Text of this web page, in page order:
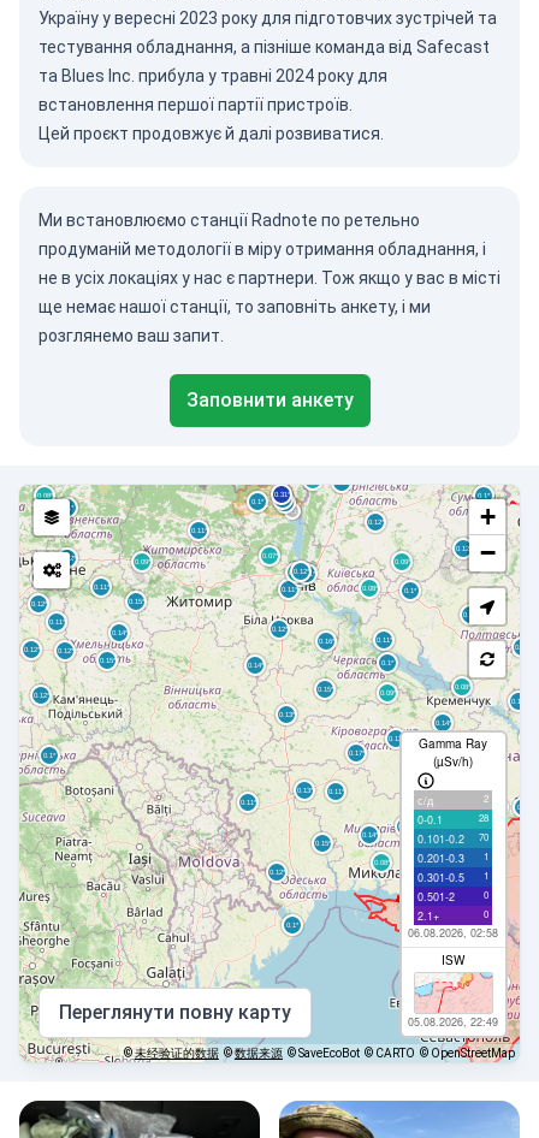
Україну у вересні 2023 року для підготовчих зустрічей та
тестування обладнання, а пізніше команда від Safecast
та Blues Inc. прибула у травні 2024 року для
встановлення першої партії пристроїв.
Цей проєкт продовжує й далі розвиватися.
Ми встановлюємо станції Radnote по ретельно
продуманій методології в міру отримання обладнання, і
не в усіх локаціях у нас є партнери. Тож якщо у вас в місті
ще немає нашої станції, то заповніть анкету, і ми
розглянемо ваш запит.
Заповнити анкету
+
−
Gamma Ray
(µSv/h)
с/д 2
0-0.1 28
0.101-0.2 70
0.201-0.3 1
0.301-0.5 1
0.501-2 0
2.1+ 0
06.08.2026, 02:58
ISW
05.08.2026, 22:49
Переглянути повну карту
©未经验证的数据 ©数据来源 © SaveEcoBot © CARTO © OpenStreetMap